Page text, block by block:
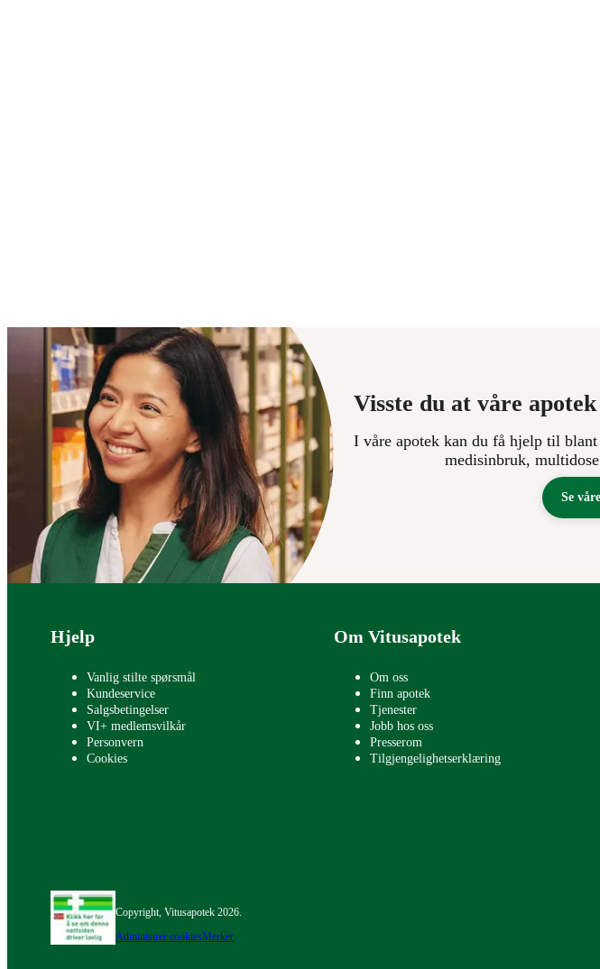
Visste du at våre
I våre apotek kan du få hjelp til
medisinbruk,
Se
Bunntekst
Hjelp
Vanlig stilte spørsmål
Kundeservice
Salgsbetingelser
VI+ medlemsvilkår
Personvern
Cookies
Om Vitusapotek
Om oss
Finn apotek
Tjenester
Jobb hos oss
Presserom
Tilgjengelighetserklæring
Copyright, Vitusapotek 2026.
Administrer cookiesMerker